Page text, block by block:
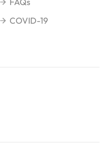
COVID-19